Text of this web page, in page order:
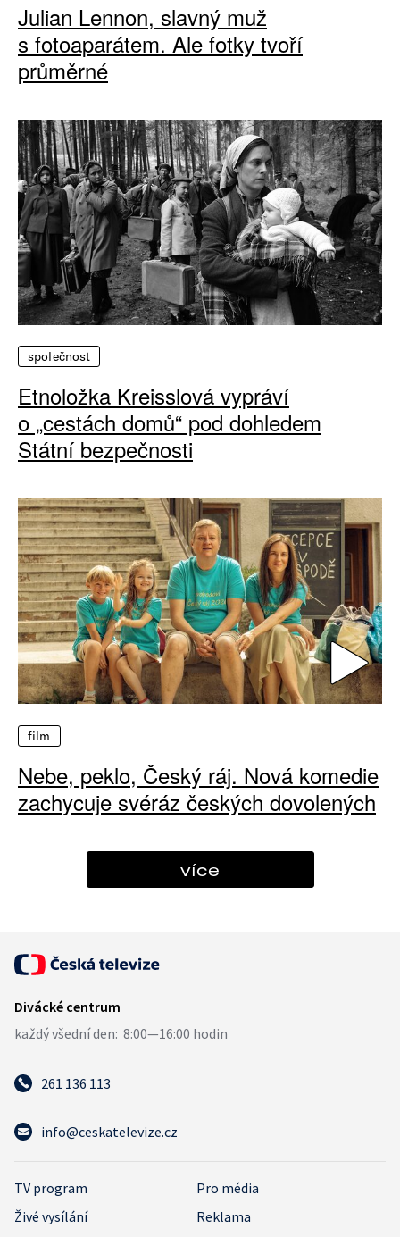
Julian Lennon, slavný muž
s fotoaparátem. Ale fotky tvoří
průměrné
společnost
Etnoložka Kreisslová vypráví
o „cestách domů“ pod dohledem
Státní bezpečnosti
film
Nebe, peklo, Český ráj. Nová komedie
zachycuje svéráz českých dovolených
více
261 136 113
info@ceskatelevize.cz
TV program
Pro média
Živé vysílání
Reklama